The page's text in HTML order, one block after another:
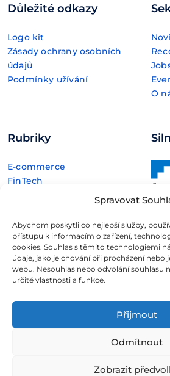
Spravovat
Abychom poskytli co nejlepší služby,
přístupu k informacím o zařízení,
cookies. Souhlas s těmito technologiemi
údaje, jako je chování při procházení nebo
webu. Nesouhlas nebo odvolání souhlasu
určité vlastnosti a funkce.
Přijmout
Odmítnout
Zobrazit
Důležité odkazy
Logo kit
Zásady ochrany osobních
údajů
Podmínky užívání
O
Rubriky
E-commerce
FinTech
Technologie
602 00 Brno
jsou určeny